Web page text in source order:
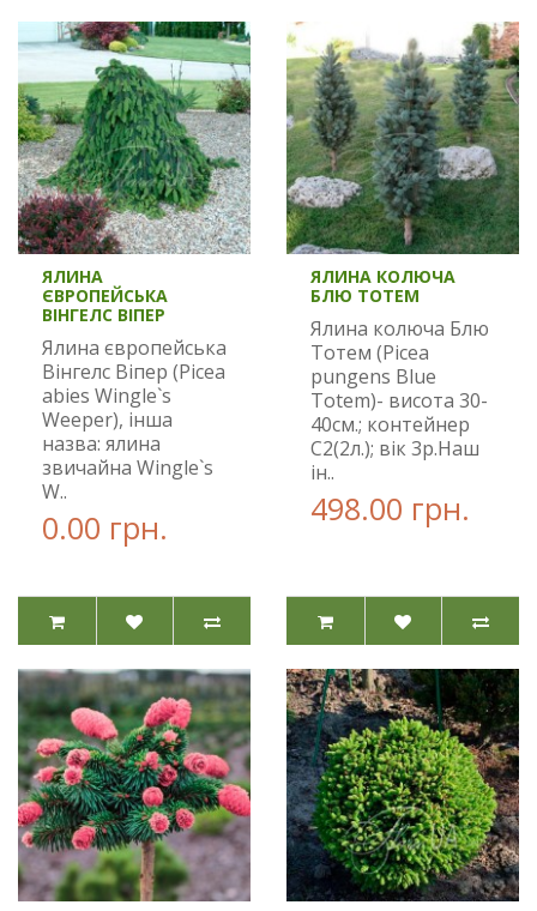
ЯЛИНА
ЄВРОПЕЙСЬКА
ВІНГЕЛС ВІПЕР
Ялина європейська
Вінгелс Віпер (Picea
abies Wingle`s
Weeper), інша
назва: ялина
звичайна Wingle`s
W..
0.00 грн.
ЯЛИНА КОЛЮЧА
БЛЮ ТОТЕМ
Ялина колюча Блю
Тотем (Picea
pungens Blue
Totem)- висота 30-
40см.; контейнер
С2(2л.); вік 3р.Наш
ін..
498.00 грн.